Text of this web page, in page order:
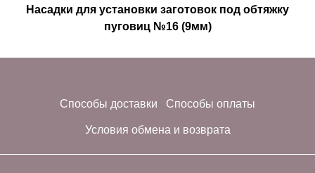
Насадки для установки заготовок под обтяжку
пуговиц №16 (9мм)
Способы доставки Способы оплаты
Условия обмена и возврата